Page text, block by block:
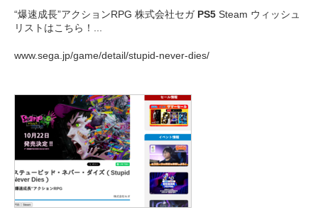
“爆速成長”アクションRPG 株式会社セガ PS5 Steam ウィッシュ
リストはこちら！...
www.sega.jp/game/detail/stupid-never-dies/